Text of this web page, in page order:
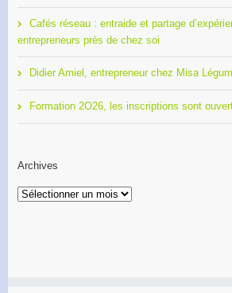
Cafés réseau : entraide et partage
entrepreneurs près de chez soi
Didier Amiel, entrepreneur chez Misa
Formation 2O26, les inscriptions sont
Archives
Archives